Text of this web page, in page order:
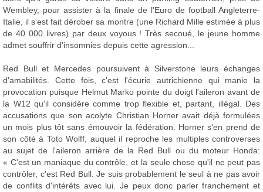
Wembley, pour assister à la finale de l'Euro de football Angleterre-
Italie, il s'est fait dérober sa montre (une Richard Mille estimée à plus
de 40 000 livres) par deux voyous ! Très secoué, le jeune homme
admet souffrir d'insomnies depuis cette agression...
Red Bull et Mercedes poursuivent à Silverstone leurs échanges
d'amabilités. Cette fois, c'est l'écurie autrichienne qui manie la
provocation puisque Helmut Marko pointe du doigt l'aileron avant de
la W12 qu'il considère comme trop flexible et, partant, illégal. Des
accusations que son acolyte Christian Horner avait déjà formulées
un mois plus tôt sans émouvoir la fédération. Horner s'en prend de
son côté à Toto Wolff, auquel il reproche les multiples controverses
au sujet de l'aileron arrière de la Red Bull ou du moteur Honda:
« C'est un maniaque du contrôle, et la seule chose qu'il ne peut pas
contrôler, c'est Red Bull. Je suis probablement le seul à ne pas avoir
de conflits d'intérêts avec lui. Je peux donc parler franchement et